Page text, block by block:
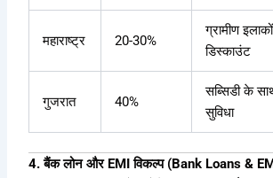
महाराष्ट्र 20-30%
ग्रामीण
डिस्काउंट
गुजरात 40%
सब्सिडी के
सुविधा
4. बैंक लोन और EMI विकल्प (Bank Loans &